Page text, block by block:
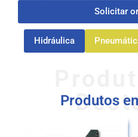
Solicitar
Hidráulica
Produtos